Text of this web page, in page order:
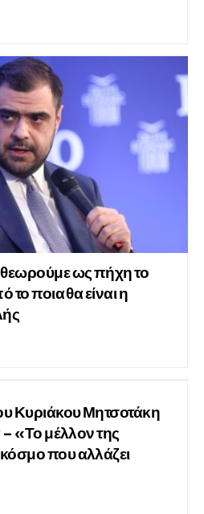
ως πήχη το
το ποια θα είναι η
Κυριάκου Μητσοτάκη
– «Το μέλλον της
που αλλάζει